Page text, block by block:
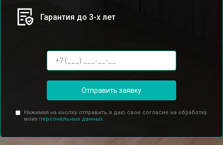
Гарантия до 3-х лет
Отправить заявку
Нажимая на кнопку отправить я даю свое согласие на обработку
моих персональных данных.